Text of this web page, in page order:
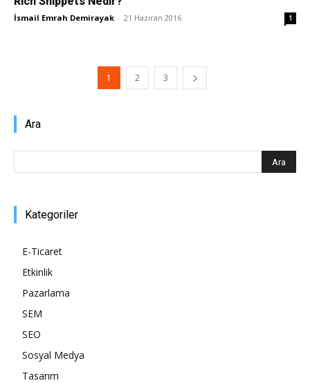
İsmail Emrah Demirayak - 21 Haziran 2016 1
1 2 3
Ara
Kategoriler
E-Ticaret
Etkinlik
Pazarlama
SEM
SEO
Sosyal Medya
Tasarım